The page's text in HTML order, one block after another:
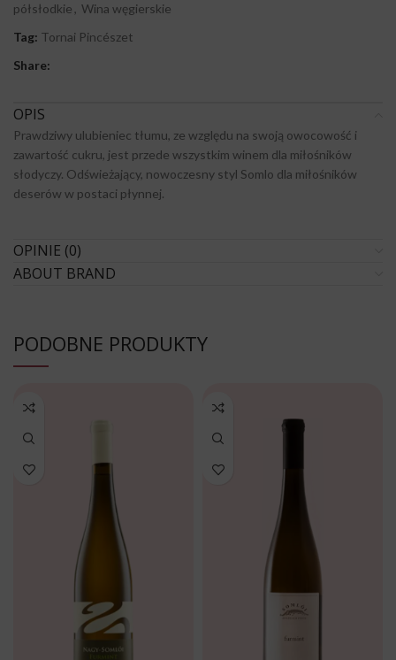
półsłodkie , Wina węgierskie
Tag: Tornai Pincészet
Share:
OPIS
Prawdziwy ulubieniec tłumu, ze względu na swoją owocowość i
zawartość cukru, jest przede wszystkim winem dla miłośników
słodyczy. Odświeżający, nowoczesny styl Somlo dla miłośników
deserów w postaci płynnej.
OPINIE (0)
ABOUT BRAND
PODOBNE PRODUKTY